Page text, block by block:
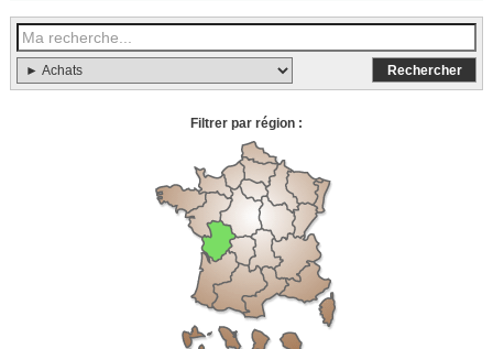
Filtrer par région :